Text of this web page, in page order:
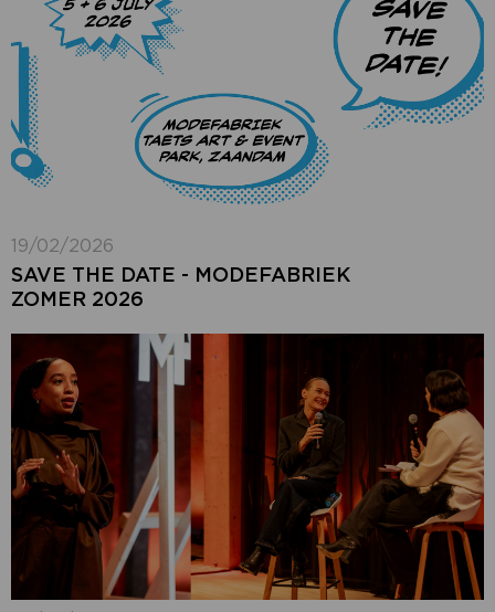
19/02/2026
SAVE THE DATE - MODEFABRIEK
ZOMER 2026